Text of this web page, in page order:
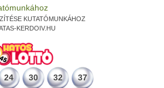
KUTATÓMUNKÁHOZ
KERDOIV.HU
24 30 32 37